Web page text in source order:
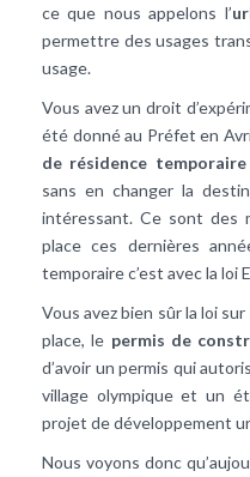
ce que nous appelons l’
permettre des usages
usage.
Vous avez un droit
été donné au Préfet en
de résidence temporaire
sans en changer la
intéressant. Ce sont des
place ces dernières
temporaire c’est avec la loi
Vous avez bien sûr la loi
place, le permis de
d’avoir un permis qui
village olympique et un
projet de développement
Nous voyons donc